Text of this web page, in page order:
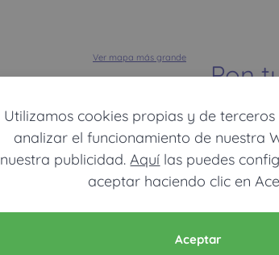
Utilizamos cookies propias y de
analizar el funcionamiento de nuestra
nuestra publicidad.Aquí las puedes
aceptar haciendo clic en
Aceptar
Ver mapa más grande
Pon
Móvil